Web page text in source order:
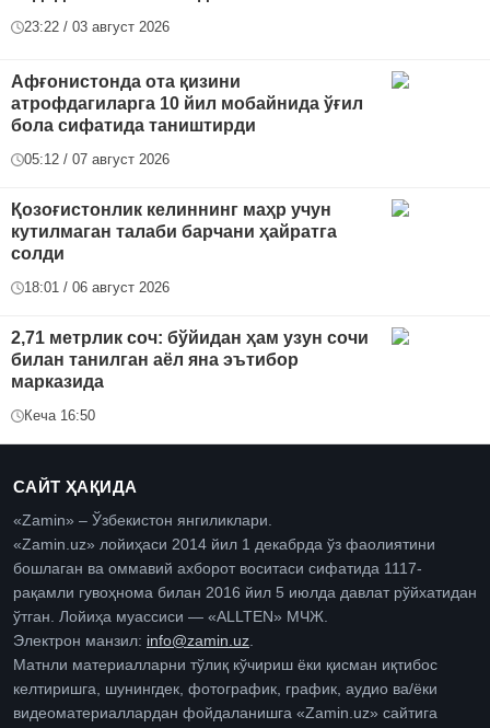
23:22 / 03 август 2026
Афғонистонда ота қизини
атрофдагиларга 10 йил мобайнида ўғил
бола сифатида таништирди
05:12 / 07 август 2026
Қозоғистонлик келиннинг маҳр учун
кутилмаган талаби барчани ҳайратга
солди
18:01 / 06 август 2026
2,71 метрлик соч: бўйидан ҳам узун сочи
билан танилган аёл яна эътибор
марказида
Кеча 16:50
САЙТ ҲАҚИДА
«Zamin» – Ўзбекистон янгиликлари.
«Zamin.uz» лойиҳаси 2014 йил 1 декабрда ўз фаолиятини
бошлаган ва оммавий ахборот воситаси сифатида 1117-
рақамли гувоҳнома билан 2016 йил 5 июлда давлат рўйхатидан
ўтган. Лойиҳа муассиси — «ALLTEN» МЧЖ.
Электрон манзил: info@zamin.uz.
Матнли материалларни тўлиқ кўчириш ёки қисман иқтибос
келтиришга, шунингдек, фотографик, график, аудио ва/ёки
видеоматериаллардан фойдаланишга «Zamin.uz» сайтига